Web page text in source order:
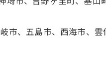
市、五島市、西海市、